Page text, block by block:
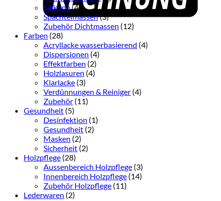
Silikone(4)
Spachtelmassen(3)
Zubehör Dichtmassen (12)
Farben (28)
Acryllacke wasserbasierend (4)
Dispersionen (4)
Effektfarben (2)
Holzlasuren (4)
Klarlacke (3)
Verdünnungen & Reiniger (4)
Zubehör (11)
Gesundheit (5)
Desinfektion (1)
Gesundheit (2)
Masken (2)
Sicherheit (2)
Holzpflege (28)
Aussenbereich Holzpflege (3)
Innenbereich Holzpflege (14)
Zubehör Holzpflege (11)
Lederwaren (2)